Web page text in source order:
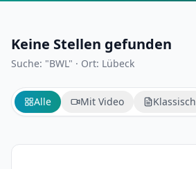
Keine Stellen gefunden
Suche: "BWL" · Ort: Lübeck
Alle Mit Video Klassisch